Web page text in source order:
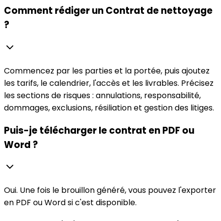
Comment rédiger un Contrat de nettoyage
?
Commencez par les parties et la portée, puis ajoutez
les tarifs, le calendrier, l'accès et les livrables. Précisez
les sections de risques : annulations, responsabilité,
dommages, exclusions, résiliation et gestion des litiges.
Puis-je télécharger le contrat en PDF ou
Word ?
Oui. Une fois le brouillon généré, vous pouvez l'exporter
en PDF ou Word si c'est disponible.